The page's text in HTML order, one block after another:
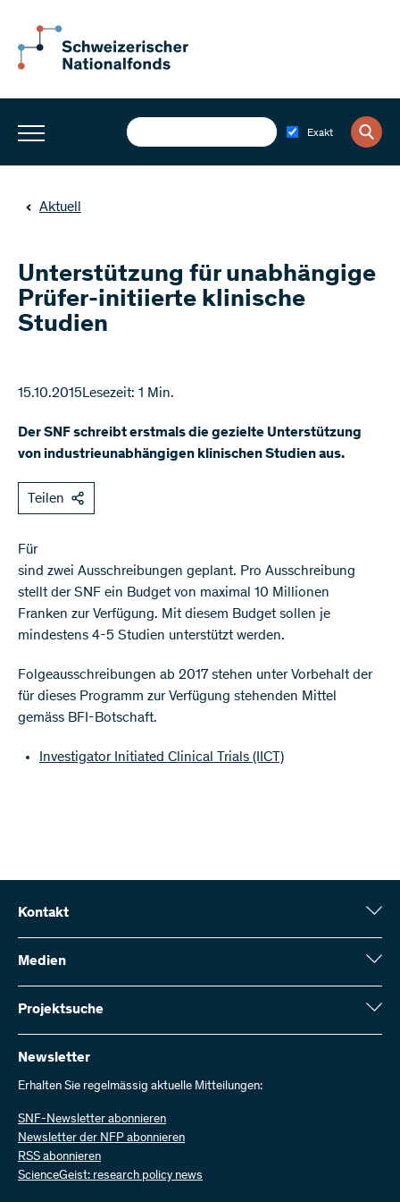
Exakt
Aktuell
Unterstützung für unabhängige
Prüfer-initiierte klinische
Studien
15.10.2015Lesezeit: 1 Min.
Der SNF schreibt erstmals die gezielte Unterstützung
von industrieunabhängigen klinischen Studien aus.
Teilen
Für
sind zwei Ausschreibungen geplant. Pro Ausschreibung
stellt der SNF ein Budget von maximal 10 Millionen
Franken zur Verfügung. Mit diesem Budget sollen je
mindestens 4-5 Studien unterstützt werden.
Folgeausschreibungen ab 2017 stehen unter Vorbehalt der
für dieses Programm zur Verfügung stehenden Mittel
gemäss BFI-Botschaft.
Investigator Initiated Clinical Trials (IICT)
Kontakt
Schweizerischer Nationalfonds (SNF)
Wildhainweg 3
Kontakt aufnehmen
Rechnung senden
Bei uns arbeiten
Offene Stellen
Medien
Medienauskünfte
Jahresbericht
Projektsuche
Hier finden Sie umfangreiche Informationen zu den vom SNF
bewilligten Forschungsprojekten und Förderbeiträgen:
Projektsuche
Newsletter
Erhalten Sie regelmässig aktuelle Mitteilungen:
SNF-Newsletter abonnieren
Newsletter der NFP abonnieren
RSS abonnieren
ScienceGeist: research policy news